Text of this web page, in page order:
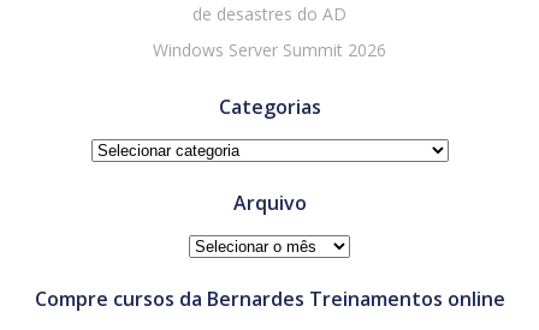
de desastres do AD
Windows Server Summit 2026
Categorias
Categorias
Arquivo
Arquivo
Compre cursos da Bernardes Treinamentos online